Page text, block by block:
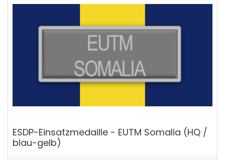
ESDP-Einsatzmedaille - EUTM Somalia (HQ /
blau-gelb)